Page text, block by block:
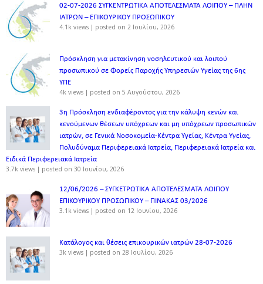
02-07-2026 ΣΥΓΚΕΝΤΡΩΤΙΚΑ ΑΠΟΤΕΛΕΣΜΑΤΑ ΛΟΙΠΟΥ – ΠΛΗΝ
ΙΑΤΡΩΝ – ΕΠΙΚΟΥΡΙΚΟΥ ΠΡΟΣΩΠΙΚOY
4.1k views | posted on 2 Ιουλίου, 2026
Πρόσκληση για μετακίνηση νοσηλευτικού και λοιπού
προσωπικού σε Φορείς Παροχής Υπηρεσιών Υγείας της 6ης
ΥΠΕ
4k views | posted on 5 Αυγούστου, 2026
3η Πρόσκληση ενδιαφέροντος για την κάλυψη κενών και
κενούμενων θέσεων υπόχρεων και μη υπόχρεων προσωπικών
ιατρών, σε Γενικά Νοσοκομεία-Κέντρα Υγείας, Κέντρα Υγείας,
Πολυδύναμα Περιφερειακά Ιατρεία, Περιφερειακά Ιατρεία και
Ειδικά Περιφερειακά Ιατρεία
3.7k views | posted on 30 Ιουνίου, 2026
12/06/2026 – ΣΥΓΚΕΤΡΩΤΙΚΑ ΑΠΟΤΕΛΕΣΜΑΤΑ ΛΟΙΠΟΥ
ΕΠΙΚΟΥΡΙΚΟΥ ΠΡΟΣΩΠΙΚΟΥ – ΠΙΝΑΚΑΣ 03/2026
3.1k views | posted on 12 Ιουνίου, 2026
Κατάλογος και θέσεις επικουρικών ιατρών 28-07-2026
3k views | posted on 28 Ιουλίου, 2026